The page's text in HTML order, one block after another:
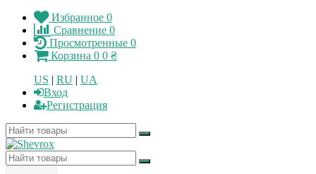
Избранное 0
Сравнение 0
Просмотренные 0
Корзина 0 0 ₴
US | RU | UA
Вход
Регистрация